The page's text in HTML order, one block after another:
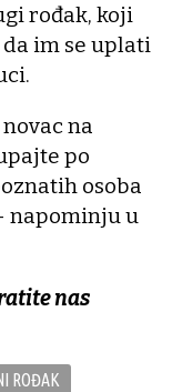
rođak, koji
im se uplati
na
po
osoba
napominju u
nas
ROĐAK